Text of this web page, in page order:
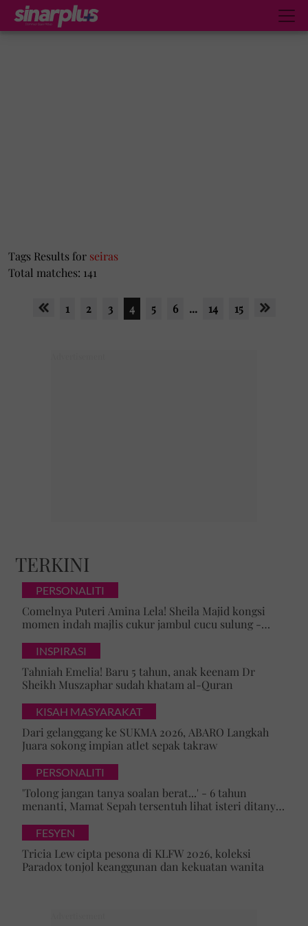
Tags Results for seiras
Total matches: 141
1 2 3 4 5 6 ... 14 15
TERKINI
PERSONALITI
Comelnya Puteri Amina Lela! Sheila Majid kongsi
momen indah majlis cukur jambul cucu sulung -
INSPIRASI
Tahniah Emelia! Baru 5 tahun, anak keenam Dr
Sheikh Muszaphar sudah khatam al-Quran
KISAH MASYARAKAT
Dari gelanggang ke SUKMA 2026, ABARO Langkah
Juara sokong impian atlet sepak takraw
PERSONALITI
'Tolong jangan tanya soalan berat...' - 6 tahun
menanti, Mamat Sepah tersentuh lihat isteri ditanya
FESYEN
Tricia Lew cipta pesona di KLFW 2026, koleksi
Paradox tonjol keanggunan dan kekuatan wanita